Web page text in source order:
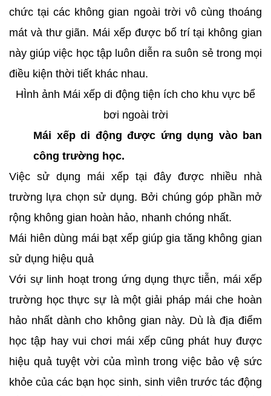
chức tại các không gian ngoài trời vô cùng thoáng
mát và thư giãn. Mái xếp được bố trí tại không gian
này giúp việc học tập luôn diễn ra suôn sẻ trong mọi
điều kiện thời tiết khác nhau.
HÌnh ảnh Mái xếp di động tiện ích cho khu vực bể
bơi ngoài trời
Mái xếp di động được ứng dụng vào ban
công trường học.
Việc sử dụng mái xếp tại đây được nhiều nhà
trường lựa chọn sử dụng. Bởi chúng góp phần mở
rộng không gian hoàn hảo, nhanh chóng nhất.
Mái hiên dùng mái bạt xếp giúp gia tăng không gian
sử dụng hiệu quả
Với sự linh hoạt trong ứng dụng thực tiễn, mái xếp
trường học thực sự là một giải pháp mái che hoàn
hảo nhất dành cho không gian này. Dù là địa điểm
học tập hay vui chơi mái xếp cũng phát huy được
hiệu quả tuyệt vời của mình trong việc bảo vệ sức
khỏe của các bạn học sinh, sinh viên trước tác động